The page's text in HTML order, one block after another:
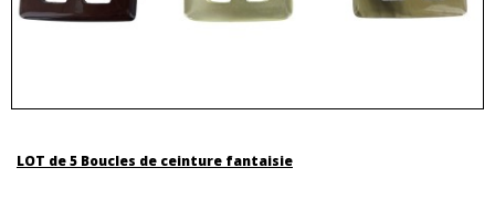
LOT de 5 Boucles de ceinture fantaisie